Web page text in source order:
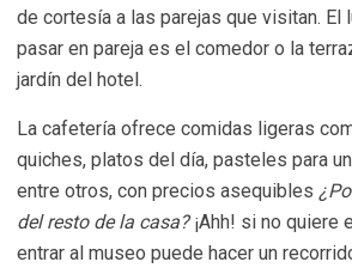
de cortesía a las parejas que visitan. El
pasar en pareja es el comedor o la
jardín del hotel.
La cafetería ofrece comidas ligeras
quiches, platos del día, pasteles para
entre otros, con precios asequibles
del resto de la casa?¡Ahh! si no quiere
entrar al museo puede hacer un